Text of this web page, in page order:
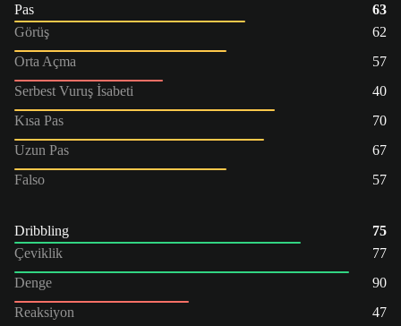
Pas
63
Görüş
62
Orta Açma
57
Serbest Vuruş İsabeti
40
Kısa Pas
70
Uzun Pas
67
Falso
57
Dribbling
75
Çeviklik
77
Denge
90
Reaksiyon
47